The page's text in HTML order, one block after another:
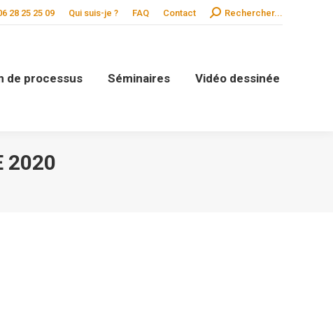
28 25 25 09 Qui suis-je ? FAQ Contact Search:Rechercher...
de processus Séminaires Vidéo dessinée
2020